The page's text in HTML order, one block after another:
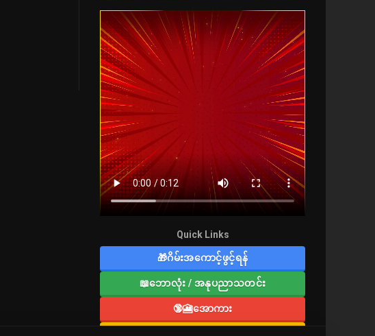
Quick Links
🎁ဂိမ်းအကောင့်ဖွင့်ရန်
📖ဘောလုံး / အနုပညာသတင်း
🔞🎦အောကား